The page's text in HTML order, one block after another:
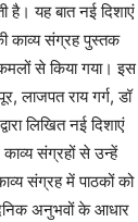
है। यह बात नई दिशाएं
काव्य संग्रह पुस्तक
से किया गया। इस
लाजपत राय गर्ग, डॉ
लिखित नई दिशाएं
संग्रहों से उन्हें
संग्रह में पाठकों को
अनुभवों के आधार